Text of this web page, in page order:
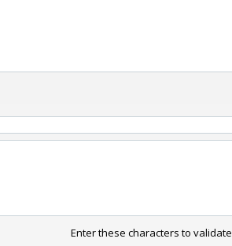
Enter these characters to